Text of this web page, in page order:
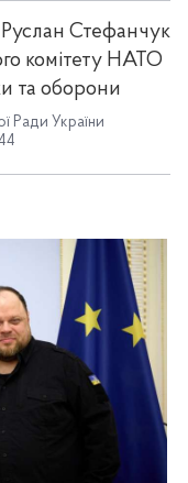
Руслан Стефанчук
комітету НАТО
та оборони
Ради України